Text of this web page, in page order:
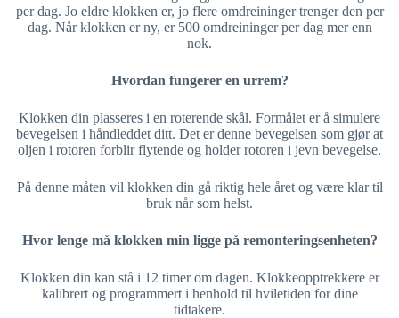
per dag. Jo eldre klokken er, jo flere omdreininger trenger den per
dag. Når klokken er ny, er 500 omdreininger per dag mer enn
nok.
Hvordan fungerer en urrem?
Klokken din plasseres i en roterende skål. Formålet er å simulere
bevegelsen i håndleddet ditt. Det er denne bevegelsen som gjør at
oljen i rotoren forblir flytende og holder rotoren i jevn bevegelse.
På denne måten vil klokken din gå riktig hele året og være klar til
bruk når som helst.
Hvor lenge må klokken min ligge på remonteringsenheten?
Klokken din kan stå i 12 timer om dagen. Klokkeopptrekkere er
kalibrert og programmert i henhold til hviletiden for dine
tidtakere.